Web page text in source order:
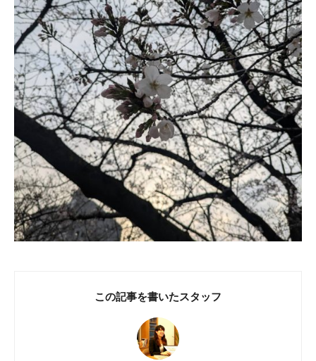
この記事を書いたスタッフ